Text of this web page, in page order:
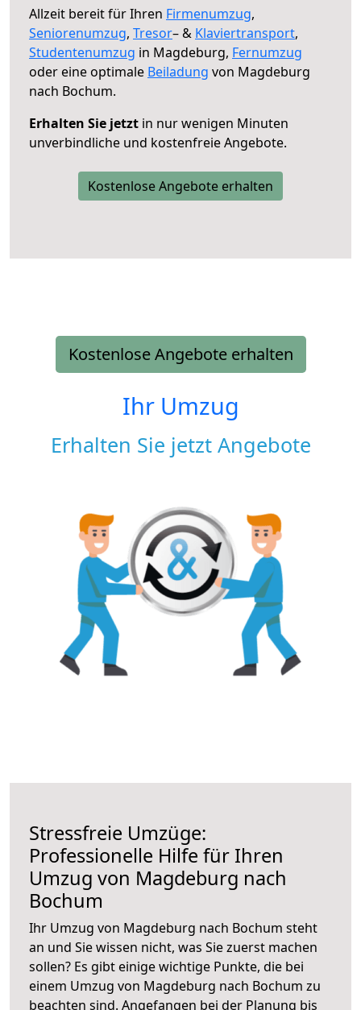
Allzeit bereit für Ihren Firmenumzug,
Seniorenumzug, Tresor– & Klaviertransport,
Studentenumzug in Magdeburg, Fernumzug
oder eine optimale Beiladung von Magdeburg
nach Bochum.
Erhalten Sie jetzt in nur wenigen Minuten
unverbindliche und kostenfreie Angebote.
Kostenlose Angebote erhalten
Kostenlose Angebote erhalten
Ihr Umzug
Erhalten Sie jetzt Angebote
Stressfreie Umzüge:
Professionelle Hilfe für Ihren
Umzug von Magdeburg nach
Bochum
Ihr Umzug von Magdeburg nach Bochum steht
an und Sie wissen nicht, was Sie zuerst machen
sollen? Es gibt einige wichtige Punkte, die bei
einem Umzug von Magdeburg nach Bochum zu
beachten sind. Angefangen bei der Planung bis